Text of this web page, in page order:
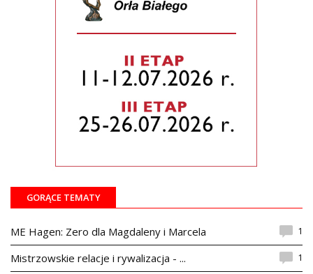
GORĄCE TEMATY
ME Hagen: Zero dla Magdaleny i Marcela 1
Mistrzowskie relacje i rywalizacja - ... 1